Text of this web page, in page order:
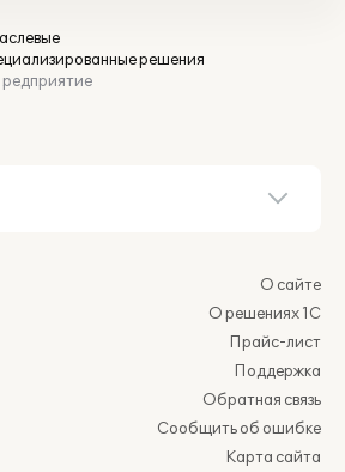
решения
О сайте
О решениях 1С
Прайс-лист
Поддержка
Обратная связь
Сообщить об ошибке
Карта сайта